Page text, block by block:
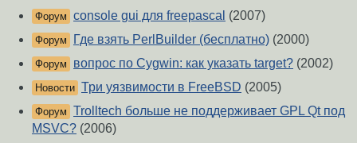
Форум console gui для freepascal (2007)
Форум Где взять PerlBuilder (бесплатно) (2000)
Форум вопрос по Cygwin: как указать target? (2002)
Новости Три уязвимости в FreeBSD (2005)
Форум Trolltech больше не поддерживает GPL Qt под
MSVC? (2006)